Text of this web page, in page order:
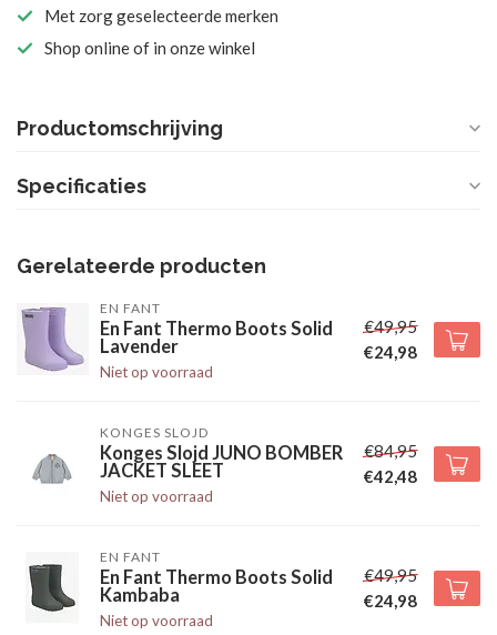
Met zorg geselecteerde merken
Shop online of in onze winkel
Productomschrijving
Specificaties
Gerelateerde producten
EN FANT
En Fant Thermo Boots Solid
Lavender
Niet op voorraad
€49,95
€24,98
KONGES SLOJD
Konges Slojd JUNO BOMBER
JACKET SLEET
Niet op voorraad
€84,95
€42,48
EN FANT
En Fant Thermo Boots Solid
Kambaba
Niet op voorraad
€49,95
€24,98